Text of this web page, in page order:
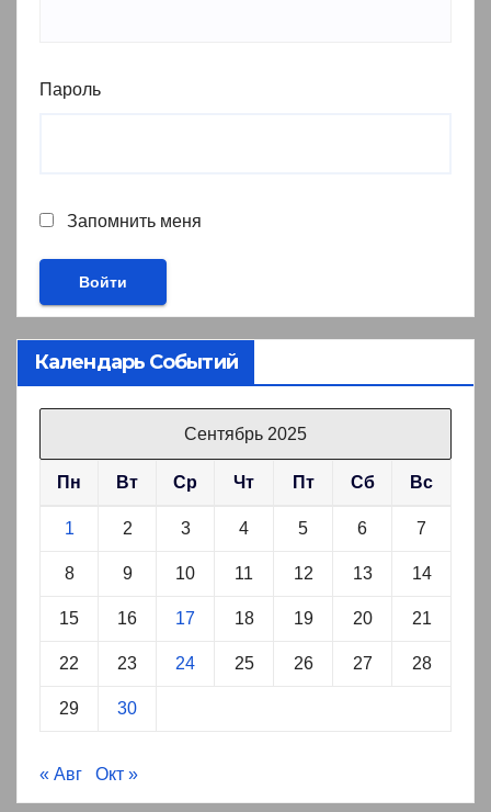
Пароль
Запомнить меня
Календарь Событий
Сентябрь 2025
Пн Вт Ср Чт Пт Сб Вс
1 2 3 4 5 6 7
8 9 10 11 12 13 14
15 16 17 18 19 20 21
22 23 24 25 26 27 28
29 30
« Авг Окт »